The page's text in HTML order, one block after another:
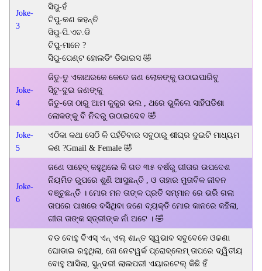
Joke-
3
ସିପୁ-ହଁ
ଟିପୁ-କଣ କହନ୍ତି
ସିପୁ-ପି.ଏଚ.ଡି
ଟିପୁ-ମାନେ ?
ସିପୁ-ପେଣ୍ଟ ହୋଲଡିଂ ଡିଭାଇସ 🤣
Joke-
4
ଜିତୁ-ତୁ ଏକାଥରକେ କେତେ ଜଣ ଲୋକଙ୍କୁ ଉଠାଇପାରିବୁ
ସିଟୁ-ଦୁଇ ଜଣଙ୍କୁ
ଜିତୁ-ତୋ ଠାରୁ ଆମ କୁକୁର ଭଲ , ଥରେ ଭୁକିଲେ ସାହିପଡିଶା
ଲୋକଙ୍କୁ ବି ନିଦରୁ ଉଠାଇଦେବ 🤣
Joke-
5
ଏଠିକା କଥା ସେଠି କି ପହଁଚିବାର ସବୁଠାରୁ ଶୀଘ୍ର ଦୁଇଟି ମାଧ୍ୟମ
କଣ ?Gmail & Female 🤣
Joke-
6
ଜଣେ ସାହେବ୍ କହୁଥିଲେ କି ଗତ ୩୫ ବର୍ଷରୁ ଗୀତାର ଉପଦେଶ
ନିୟମିତ ରୁପରେ ଶୁଣି ଆସୁଛନ୍ତି , ଓ ତାହାର ମୁତାବିକ ଜୀବନ
ବଞ୍ଚୁଛନ୍ତି । ମୋର ମନ ତାଙ୍କ ପ୍ରତି ସମ୍ମାନ ରେ ଭରି ଗଲା
ତାପରେ ପାଖରେ ବସିଥିବା ଜଣେ ବ୍ୟକ୍ତି ମୋର କାନରେ କହିଲା,
ଗୀତା ତାଙ୍କ ସ୍ତ୍ରୀଙ୍କ ନାଁ ଅଟେ । 🤣
ବଡ ବୋହୁ ବିଏସ୍ ଏନ୍ ଏଲ୍ ଶାନ୍ତ ସ୍ୱଭାବ ସବୁବେଳେ ଓଢଣା
ଘୋଡାଇ ରହୁଥିଲା, ନୋ ନେଟୱର୍କ ପ୍ରୋବ୍ଲେମ୍ ତାପରେ ଦ୍ୱିତୀୟ
ବୋହୁ ଆସିଲା, ସୁନ୍ଦରୀ ଲାଲପରୀ ଏୟାରଟେଲ୍ କିଛି ହିଁ